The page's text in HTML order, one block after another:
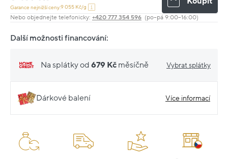
Garance nejnižší ceny:9 055 Kč/g
Nebo objednejte telefonicky: +420 777 354 596 (po–pá 9:00–16:00)
Další možnosti financování:
Na splátky od 679 Kč měsíčně Vybrat splátky
Dárkové balení Více informací